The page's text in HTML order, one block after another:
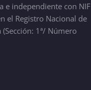
e independiente con NIF
el Registro Nacional de
1ª/ Número